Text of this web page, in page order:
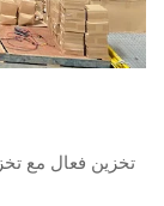
تخزين فعال مع